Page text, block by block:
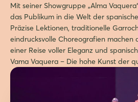
Mit seiner Showgruppe „Alma
das Publikum in die Welt der
Präzise Lektionen, traditionelle
eindrucksvolle Choreografien machen
einer Reise voller Eleganz und
Vama Vaquera – Die hohe Kunst der